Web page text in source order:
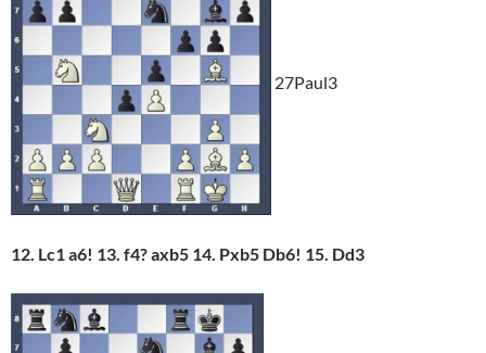
27Paul3
12. Lc1 a6! 13. f4? axb5 14. Pxb5 Db6! 15. Dd3